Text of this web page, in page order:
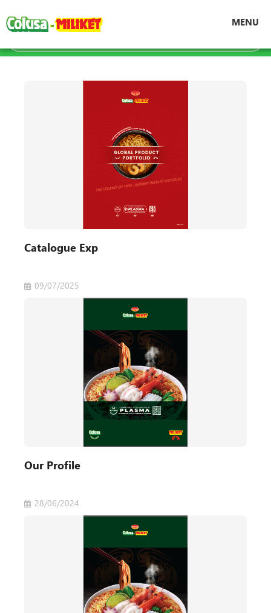
MENU
Trang chủ Tin tức
Catalogue Exp
09/07/2025
Our Profile
28/06/2024